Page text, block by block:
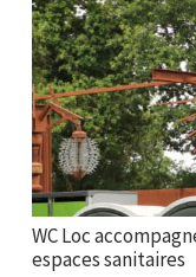
WC Loc
espaces sanitaires